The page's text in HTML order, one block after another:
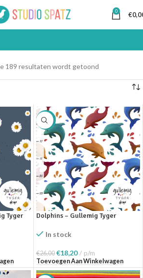
0 €
189 resultaten wordt getoond
Tyger
SALE
Dolphins – Gullemig Tyger
In stock
€26,00 €18,20 p/m
Toevoegen Aan Winkelwagen